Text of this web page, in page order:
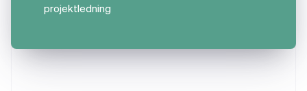
projektledning